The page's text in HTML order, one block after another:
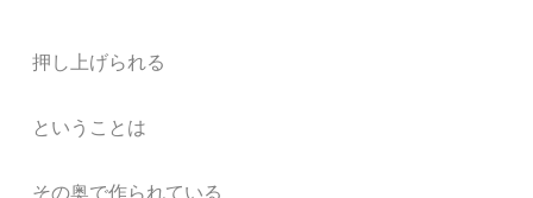
押し上げられる
ということは
その奥で作られている